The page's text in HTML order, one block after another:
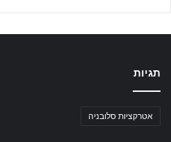
תגיות
אטרקציות סלובניה